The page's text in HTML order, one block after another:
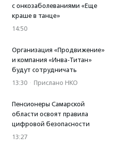
с онкозаболеваниями «Еще
краше в танце»
14:50
Организация «Продвижение»
и компания «Инва-Титан»
будут сотрудничать
13:30 · Прислано НКО
Пенсионеры Самарской
области освоят правила
цифровой безопасности
13:27